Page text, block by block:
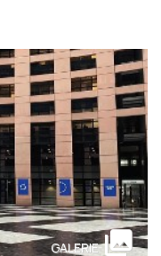
GALERIE collections